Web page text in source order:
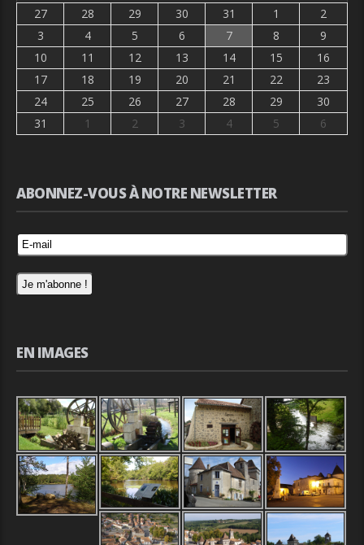
27
28 29 30 31 1
2
3
4 5 6 7 8
9
10
11 12 13 14 15
16
17
18 19 20 21 22
23
24
25 26 27 28 29
30
31
1 2 3 4 5 6
ABONNEZ-VOUS À NOTRE NEWSLETTER
EN IMAGES